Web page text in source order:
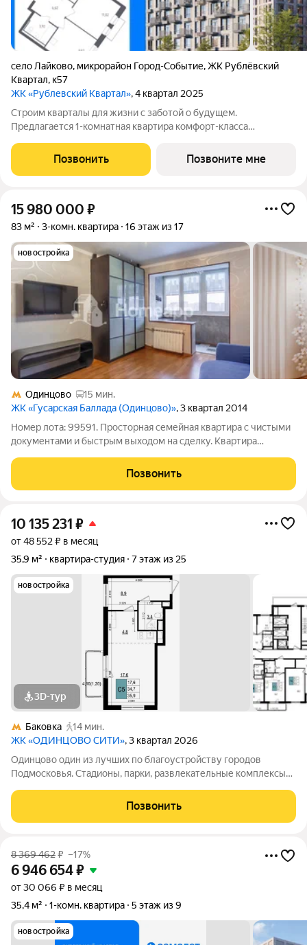
село Лайково, микрорайон Город-Событие,ЖК Рублёвский
Квартал, к57
ЖК «Рублевский Квартал», 4 квартал 2025
Строим кварталы для жизни с заботой о будущем.
Предлагается 1-комнатная квартира комфорт-класса
этаже, в жилом комплексе "Рублевский Квартал".Продумали
все за вас квартиры с отделкой
Позвонить Позвоните мне
15 980 000 ₽
83 м² 3-комн. квартира 16 этаж из 17
новостройка
Одинцово
15 мин.
ЖК «Гусарская Баллада (Одинцово)», 3 квартал 2014
Номер лота: 99591. Просторная семейная квартира с чистыми
документами и быстрым выходом на сделку. Квартира
площадью 83 м на комфортном 16 этаже в ЖК «Гусарская
баллада». Функциональная планировка
Позвонить
10 135 231 ₽
от 48 552 ₽ в месяц
35,9 м²
квартира-студия 7 этаж из 25
новостройка
3D-тур
Баковка
14 мин.
ЖК «ОДИНЦОВО СИТИ», 3 квартал 2026
Одинцово один из лучших по благоустройству городов
Подмосковья. Стадионы, парки, развлекательные комплексы
рестораны, салоны красоты и удобные магазины расположены
прямо в вашем дворе, на 1-х
Позвонить
8 369 462₽ –17%
6 946 654₽
от 30 066 ₽ в месяц
35,4 м²
1-комн. квартира 5 этаж из 9
новостройка